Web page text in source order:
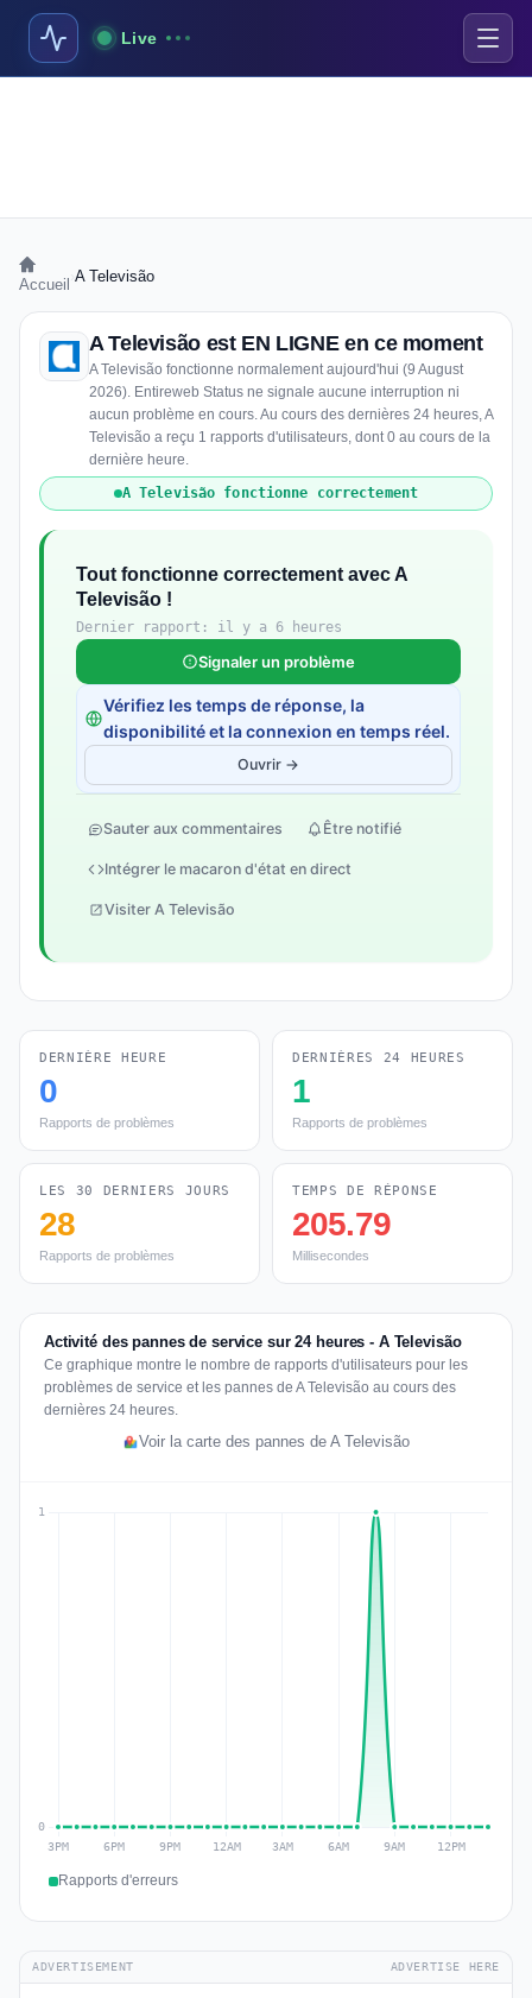
Live
Accueil A Televisão
A Televisão est EN LIGNE en ce moment
A Televisão fonctionne normalement aujourd'hui (9 August
2026). Entireweb Status ne signale aucune interruption ni
aucun problème en cours. Au cours des dernières 24 heures, A
Televisão a reçu 1 rapports d'utilisateurs, dont 0 au cours de la
dernière heure.
A Televisão fonctionne correctement
Tout fonctionne correctement avec A
Televisão !
Dernier rapport: il y a 6 heures
Signaler un problème
Vérifiez les temps de réponse, la
disponibilité et la connexion en temps réel.
Ouvrir →
Sauter aux commentaires Être notifié
Intégrer le macaron d'état en direct
Visiter A Televisão
DERNIÈRE HEURE
0
Rapports de problèmes
DERNIÈRES 24 HEURES
1
Rapports de problèmes
LES 30 DERNIERS JOURS
28
Rapports de problèmes
TEMPS DE RÉPONSE
205.79
Millisecondes
Activité des pannes de service sur 24 heures - A Televisão
Ce graphique montre le nombre de rapports d'utilisateurs pour les
problèmes de service et les pannes de A Televisão au cours des
dernières 24 heures.
Voir la carte des pannes de A Televisão
Rapports d'erreurs
ADVERTISEMENT ADVERTISE HERE